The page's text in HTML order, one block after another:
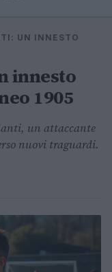
⌕
UN INNESTO
innesto
1905
un attaccante
nuovi traguardi.